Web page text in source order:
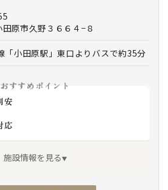
原市久野３６６４−８
「小田原駅」東口よりバスで約35分
（小田原斎場）下車、徒歩約3分
おすすめポイント
安
応
施設情報を見る